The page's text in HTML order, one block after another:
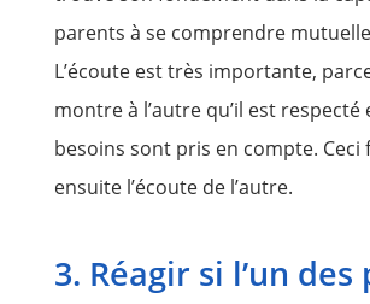
parents à se comprendre
L’écoute est très importante,
montre à l’autre qu’il est respecté
besoins sont pris en compte. Ceci
ensuite l’écoute de l’autre.
3. Réagir si l’un